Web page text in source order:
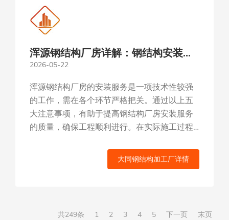
浑源钢结构厂房详解：钢结构安装服
务的五大注意事项
2026-05-22
浑源钢结构厂房的安装服务是一项技术性较强
的工作，需在各个环节严格把关。通过以上五
大注意事项，有助于提高钢结构厂房安装服务
的质量，确保工程顺利进行。在实际施工过程
大同钢结构加工厂详情
共249条 1 2 3 4 5 下一页 末页